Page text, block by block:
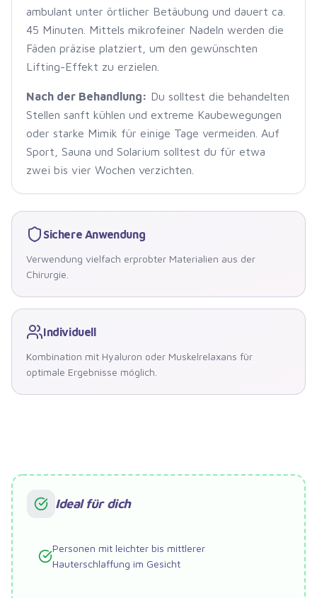
ambulant unter örtlicher Betäubung und dauert ca.
45 Minuten. Mittels mikrofeiner Nadeln werden die
Fäden präzise platziert, um den gewünschten
Lifting-Effekt zu erzielen.
Nach der Behandlung: Du solltest die behandelten
Stellen sanft kühlen und extreme Kaubewegungen
oder starke Mimik für einige Tage vermeiden. Auf
Sport, Sauna und Solarium solltest du für etwa
zwei bis vier Wochen verzichten.
Sichere Anwendung
Verwendung vielfach erprobter Materialien aus der
Chirurgie.
Individuell
Kombination mit Hyaluron oder Muskelrelaxans für
optimale Ergebnisse möglich.
Ideal für dich
Personen mit leichter bis mittlerer
Hauterschlaffung im Gesicht